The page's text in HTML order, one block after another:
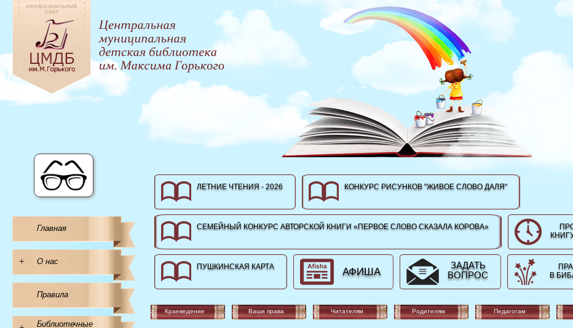
Главная
+ О нас
Правила
Библиотечные
ЛЕТНИЕ ЧТЕНИЯ - 2026 КОНКУРС РИСУНКОВ "ЖИВОЕ СЛОВО ДАЛЯ"
СЕМЕЙНЫЙ КОНКУРС АВТОРСКОЙ КНИГИ «ПЕРВОЕ СЛОВО СКАЗАЛА КОРОВА»
ПУШКИНСКАЯ КАРТА АФИША
ЗАДАТЬ
ВОПРОС
В
Краеведение Ваши права Читателям Родителям Педагогам